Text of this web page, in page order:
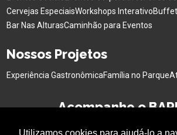
Utilizamos cookies para ajudá-lo a
Cervejas EspeciaisWorkshops Interativo
Bar Nas AlturasCaminhão para Eventos
Nossos Projetos
Experiência GastronômicaFamília no Parque
Acompanhe o